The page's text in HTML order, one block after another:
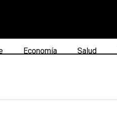
Economía Salud